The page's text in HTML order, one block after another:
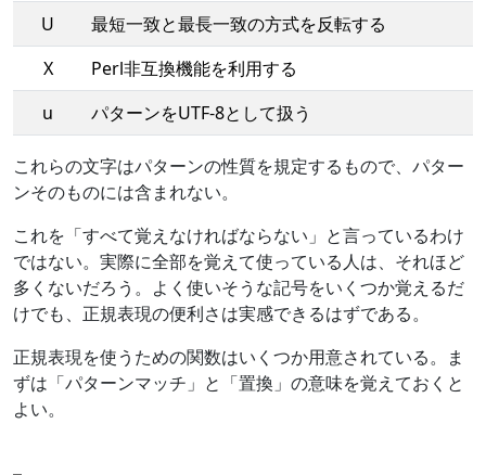
U
最短一致と最長一致の方式を反転する
X
Perl非互換機能を利用する
u
パターンをUTF-8として扱う
これらの文字はパターンの性質を規定するもので、パター
ンそのものには含まれない。
これを「すべて覚えなければならない」と言っているわけ
ではない。実際に全部を覚えて使っている人は、それほど
多くないだろう。よく使いそうな記号をいくつか覚えるだ
けでも、正規表現の便利さは実感できるはずである。
正規表現を使うための関数はいくつか用意されている。ま
ずは「パターンマッチ」と「置換」の意味を覚えておくと
よい。